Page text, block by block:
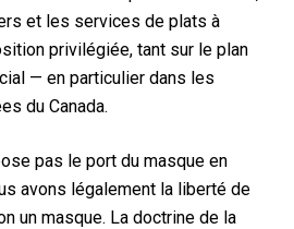
et les services de plats à
privilégiée, tant sur le plan
— en particulier dans les
du Canada.
pas le port du masque en
avons légalement la liberté de
un masque. La doctrine de la